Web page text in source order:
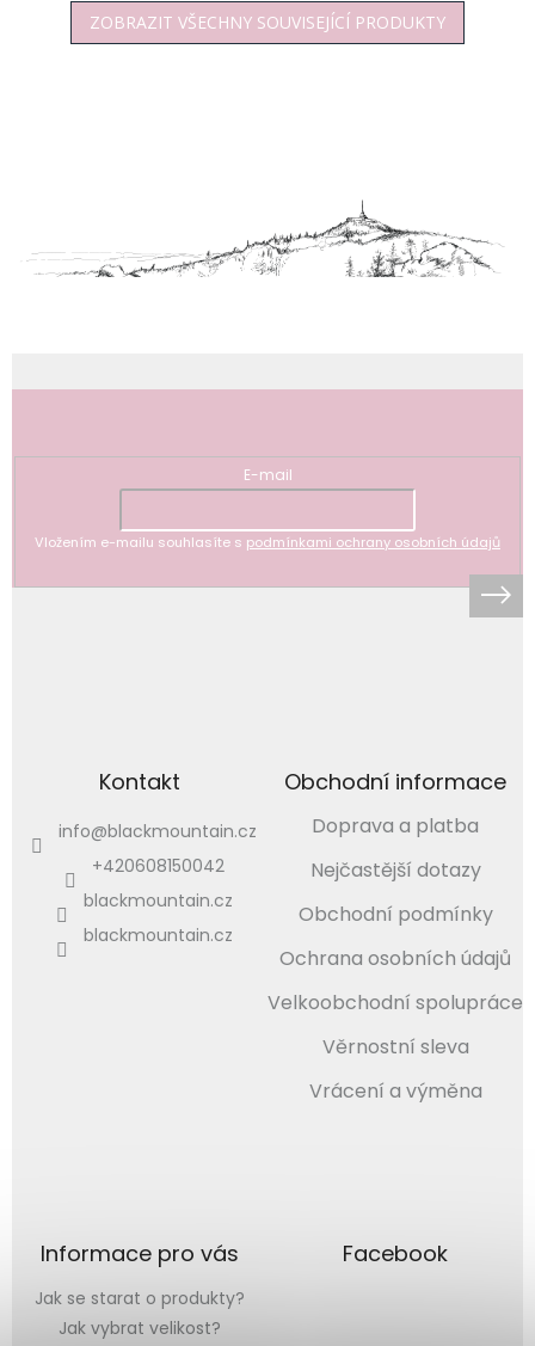
ZOBRAZIT VŠECHNY SOUVISEJÍCÍ PRODUKTY
E-mail
Vložením e-mailu souhlasíte s podmínkami ochrany osobních údajů
Kontakt
info@blackmountain.cz
+420608150042
blackmountain.cz
blackmountain.cz
Obchodní informace
Doprava a platba
Nejčastější dotazy
Obchodní podmínky
Ochrana osobních údajů
Velkoobchodní spolupráce
Věrnostní sleva
Vrácení a výměna
Informace pro vás
Jak se starat o produkty?
Jak vybrat velikost?
Facebook